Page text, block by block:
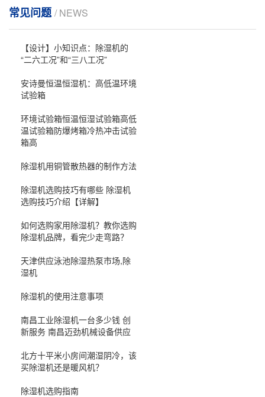
常见问题/ NEWS
【设计】小知识点：除湿机的
“二六工况”和“三八工况”
安诗曼恒温恒湿机：高低温环境
试验箱
环境试验箱恒温恒湿试验箱高低
温试验箱防爆烤箱冷热冲击试验
箱高
除湿机用铜管散热器的制作方法
除湿机选购技巧有哪些 除湿机
选购技巧介绍【详解】
如何选购家用除湿机？教你选购
除湿机品牌，看完少走弯路？
天津供应泳池除湿热泵市场,除
湿机
除湿机的使用注意事项
南昌工业除湿机一台多少钱 创
新服务 南昌迈劲机械设备供应
北方十平米小房间潮湿阴冷，该
买除湿机还是暖风机？
除湿机选购指南